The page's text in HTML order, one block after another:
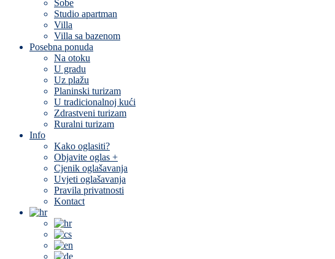
Sobe
Studio apartman
Villa
Villa sa bazenom
Posebna ponuda
Na otoku
U gradu
Uz plažu
Planinski turizam
U tradicionalnoj kući
Zdrastveni turizam
Ruralni turizam
Info
Kako oglasiti?
Objavite oglas +
Cjenik oglašavanja
Uvjeti oglašavanja
Pravila privatnosti
Kontact